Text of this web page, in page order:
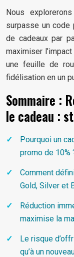
Nous
surpasse un code
de cadeaux par
maximiser
une feuille de
fidélisation en un
Sommaire :
le cadeau :
Pourquoi un
promo de 10%
Comment
Gold, Silver et
Réduction
maximise la
Le risque
qu’à un